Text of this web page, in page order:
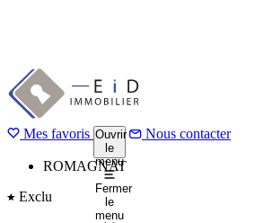
Aller
au
contenu
principal
Mes favoris Ouvrir
le
menu
Fermer
le
menu
Nous contacter
1 / 9
Précédent
Suivant
Accueil
ROMAGNAT
Exclu